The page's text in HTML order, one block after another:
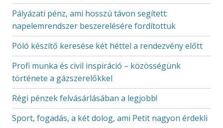
Pályázati pénz, ami hosszú távon segített:
napelemrendszer beszerelésére fordítottuk
Póló készítő keresése két héttel a rendezvény előtt
Profi munka és civil inspiráció – közösségünk
története a gázszerelőkkel
Régi pénzek felvásárlásában a legjobb!
Sport, fogadás, a két dolog, ami Petit nagyon érdekli